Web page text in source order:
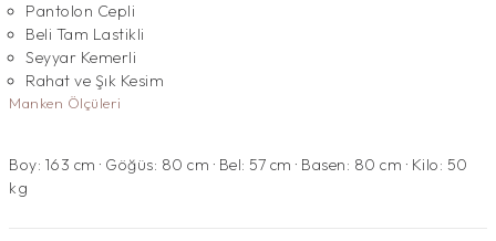
Pantolon Cepli
Beli Tam Lastikli
Seyyar Kemerli
Rahat ve Şık Kesim
Manken Ölçüleri
Boy: 163 cm · Göğüs: 80 cm · Bel: 57 cm · Basen: 80 cm · Kilo: 50
kg